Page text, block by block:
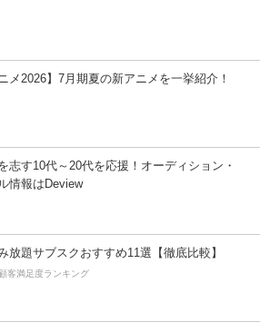
メ2026】7月期夏の新アニメを一挙紹介！
志す10代～20代を応援！オーディション・
情報はDeview
放題サブスクおすすめ11選【徹底比較】
客満足度ランキング